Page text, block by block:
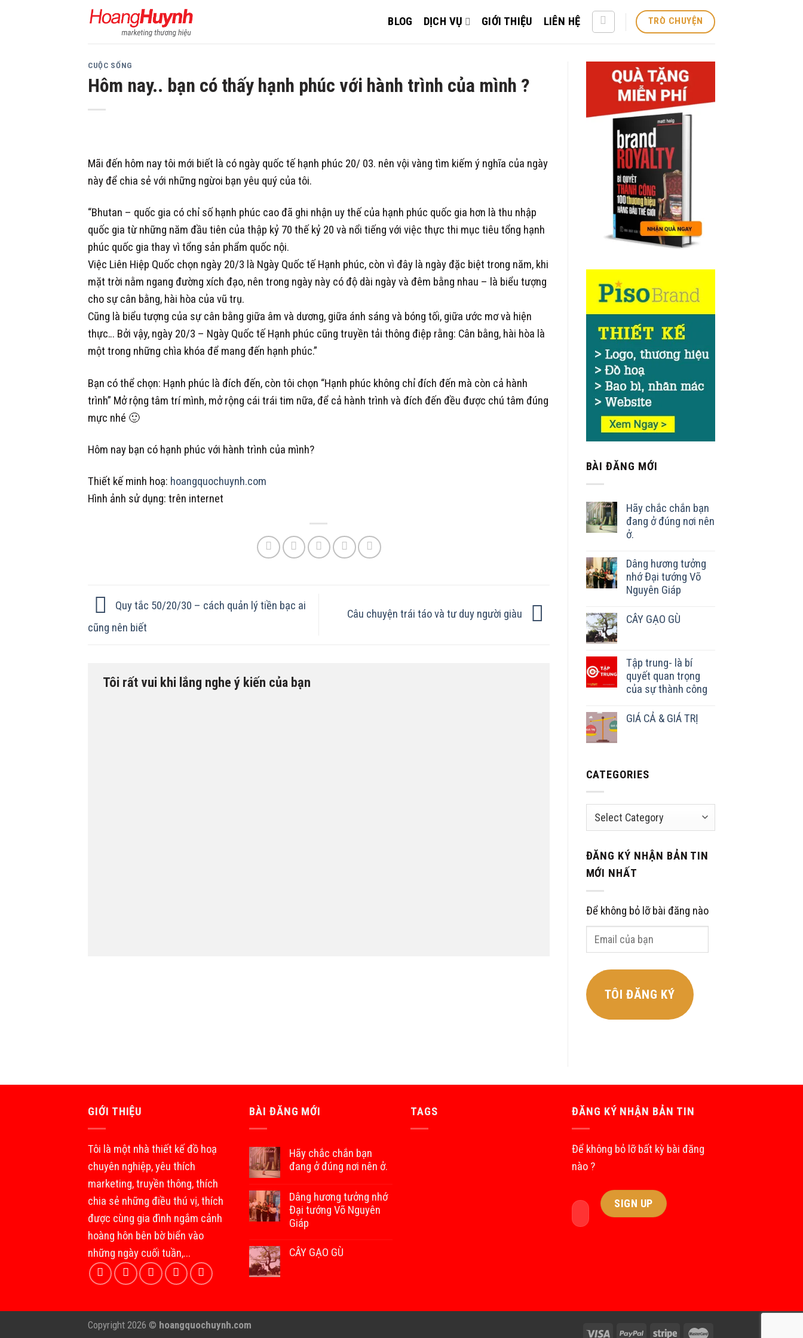
BLOG DỊCH VỤ GIỚI THIỆU LIÊN HỆ TRÒ CHUYỆN
CUỘC SỐNG
Hôm nay.. bạn có thấy hạnh phúc với hành trình của mình ?
Mãi đến hôm nay tôi mới biết là có ngày quốc tế hạnh phúc 20/ 03. nên vội vàng tìm kiếm ý nghĩa của ngày
này để chia sẻ với những ngừoi bạn yêu quý của tôi.
“Bhutan – quốc gia có chỉ số hạnh phúc cao đã ghi nhận uy thế của hạnh phúc quốc gia hơn là thu nhập
quốc gia từ những năm đầu tiên của thập kỷ 70 thế kỷ 20 và nổi tiếng với việc thực thi mục tiêu tổng hạnh
phúc quốc gia thay vì tổng sản phẩm quốc nội.
Việc Liên Hiệp Quốc chọn ngày 20/3 là Ngày Quốc tế Hạnh phúc, còn vì đây là ngày đặc biệt trong năm, khi
mặt trời nằm ngang đường xích đạo, nên trong ngày này có độ dài ngày và đêm bằng nhau – là biểu tượng
cho sự cân bằng, hài hòa của vũ trụ.
Cũng là biểu tượng của sự cân bằng giữa âm và dương, giữa ánh sáng và bóng tối, giữa ước mơ và hiện
thực… Bởi vậy, ngày 20/3 – Ngày Quốc tế Hạnh phúc cũng truyền tải thông điệp rằng: Cân bằng, hài hòa là
một trong những chìa khóa để mang đến hạnh phúc.”
Bạn có thể chọn: Hạnh phúc là đích đến, còn tôi chọn “Hạnh phúc không chỉ đích đến mà còn cả hành
trình” Mở rộng tâm trí mình, mở rộng cái trái tim nữa, để cả hành trình và đích đến đều được chú tâm đúng
mực nhé 🙂
Hôm nay bạn có hạnh phúc với hành trình của mình?
Thiết kế minh hoạ: hoangquochuynh.com
Hình ảnh sử dụng: trên internet
Quy tắc 50/20/30 – cách quản lý tiền bạc ai
cũng nên biết
Câu chuyện trái táo và tư duy người giàu
Tôi rất vui khi lắng nghe ý kiến của bạn
BÀI ĐĂNG MỚI
Hãy chắc chắn bạn
đang ở đúng nơi nên
ở.
Dâng hương tưởng
nhớ Đại tướng Võ
Nguyên Giáp
CÂY GẠO GÙ
Tập trung- là bí
quyết quan trọng
của sự thành công
GIÁ CẢ & GIÁ TRỊ
CATEGORIES
Categories
ĐĂNG KÝ NHẬN BẢN TIN
MỚI NHẤT
Để không bỏ lỡ bài đăng nào
Email
TÔI ĐĂNG KÝ
GIỚI THIỆU
Tôi là một nhà thiết kế đồ hoạ
chuyên nghiệp, yêu thích
marketing, truyền thông, thích
chia sẻ những điều thú vị, thích
được cùng gia đình ngắm cảnh
hoàng hôn bên bờ biển vào
những ngày cuối tuần,...
BÀI ĐĂNG MỚI
Hãy chắc chắn bạn
đang ở đúng nơi nên ở.
Dâng hương tưởng nhớ
Đại tướng Võ Nguyên
Giáp
CÂY GẠO GÙ
TAGS ĐĂNG KÝ NHẬN BẢN TIN
Để không bỏ lỡ bất kỳ bài đăng
nào ?
Copyright 2026 © hoangquochuynh.com